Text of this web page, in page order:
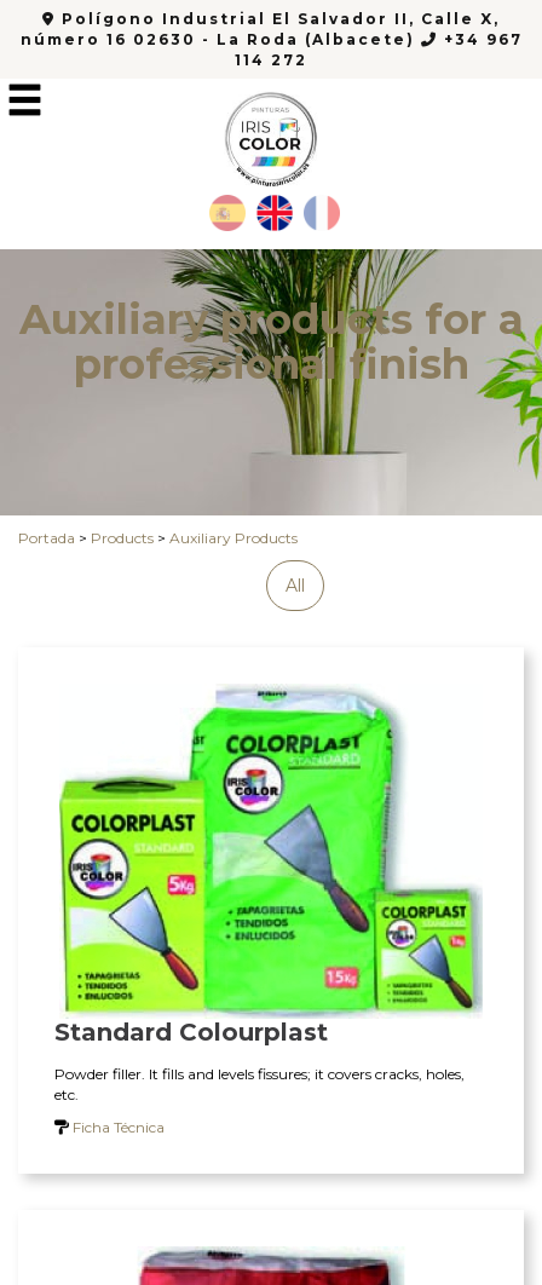
Polígono Industrial El Salvador II, Calle X,
número 16 02630 - La Roda (Albacete)
+34 967
114 272
Auxiliary products for a
professional finish
Portada > Products > Auxiliary Products
All
Standard Colourplast
Powder filler. It fills and levels fissures; it covers cracks, holes,
etc.
Ficha Técnica